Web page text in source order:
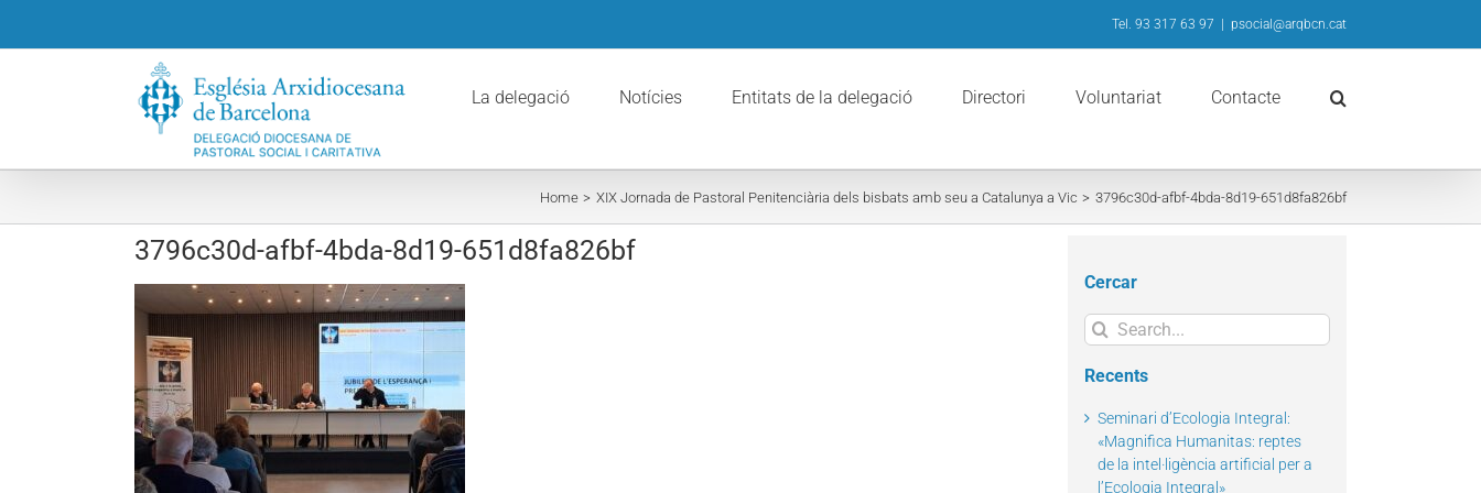
Tel. 93 317 63 97 psocial@arqbcn.cat
La delegació Notícies Entitats de la delegació Directori Voluntariat Contacte
Home XIX Jornada de Pastoral Penitenciària dels bisbats amb seu a Catalunya a Vic 3796c30d-afbf-4bda-8d19-651d8fa826bf
3796c30d-afbf-4bda-8d19-651d8fa826bf
Cercar
Search
for:
Recents
Seminari d’Ecologia Integral:
«Magnifica Humanitas: reptes
de la intel·ligència artificial per a
l’Ecologia Integral»